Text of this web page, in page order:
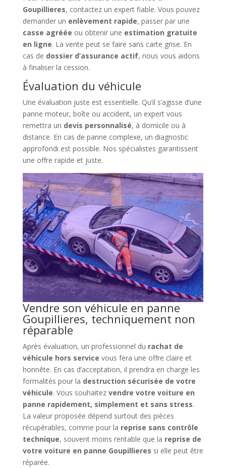
Goupillieres, contactez un expert fiable. Vous pouvez
demander un enlèvement rapide, passer par une
casse agréée ou obtenir une estimation gratuite
en ligne. La vente peut se faire sans carte grise. En
cas de dossier d’assurance actif, nous vous aidons
à finaliser la cession.
Évaluation du véhicule
Une évaluation juste est essentielle. Qu’il s’agisse d’une
panne moteur, boîte ou accident, un expert vous
remettra un devis personnalisé, à domicile ou à
distance. En cas de panne complexe, un diagnostic
approfondi est possible. Nos spécialistes garantissent
une offre rapide et juste.
Vendre son véhicule en panne
Goupillieres, techniquement non
réparable
Après évaluation, un professionnel du rachat de
véhicule hors service vous fera une offre claire et
honnête. En cas d’acceptation, il prendra en charge les
formalités pour la destruction sécurisée de votre
véhicule. Vous souhaitez vendre votre voiture en
panne rapidement, simplement et sans stress.
La valeur proposée dépend surtout des pièces
récupérables, comme pour la reprise sans contrôle
technique, souvent moins rentable que la reprise de
votre voiture en panne Goupillieres si elle peut être
réparée.